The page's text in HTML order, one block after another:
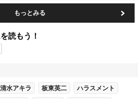
もっとみる
読もう！
清水アキラ 板東英二 ハラスメント